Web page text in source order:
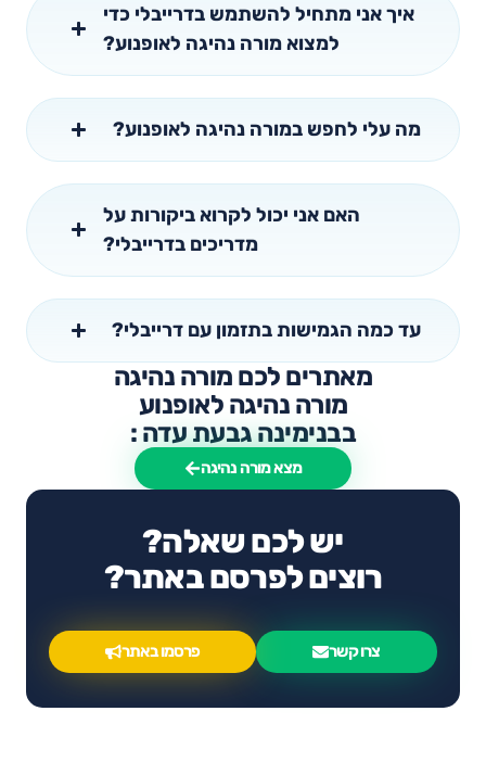
איך אני מתחיל להשתמש בדרייבלי כדי
למצוא מורה נהיגה לאופנוע?
מה עלי לחפש במורה נהיגה לאופנוע?
האם אני יכול לקרוא ביקורות על
מדריכים בדרייבלי?
עד כמה הגמישות בתזמון עם דרייבלי?
מאתרים לכם מורה נהיגה
מורה נהיגה לאופנוע
בבנימינה גבעת עדה :
מצא מורה נהיגה
יש לכם שאלה?
רוצים לפרסם באתר?
צרו קשר פרסמו באתר